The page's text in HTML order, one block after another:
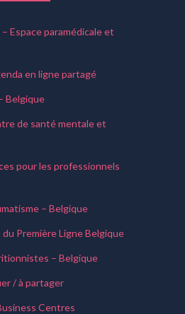
Espace paramédicale et
en ligne partagé
Belgique
de santé mentale et
pour les professionnels
– Belgique
Première Ligne Belgique
– Belgique
/ à partager
Centres